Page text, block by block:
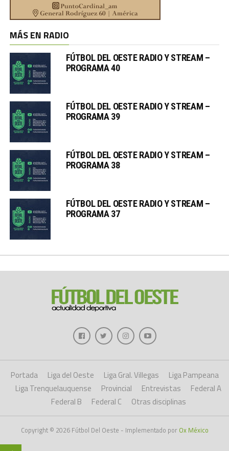
MÁS EN RADIO
FÚTBOL DEL OESTE RADIO Y STREAM –
PROGRAMA 40
FÚTBOL DEL OESTE RADIO Y STREAM –
PROGRAMA 39
FÚTBOL DEL OESTE RADIO Y STREAM –
PROGRAMA 38
FÚTBOL DEL OESTE RADIO Y STREAM –
PROGRAMA 37
Portada Liga del Oeste Liga Gral. Villegas
Liga Pampeana
Liga Trenquelauquense
Provincial Entrevistas
Federal A
Federal B
Federal C Otras disciplinas
Copyright © 2026 Fútbol Del Oeste - Implementado por Ox México